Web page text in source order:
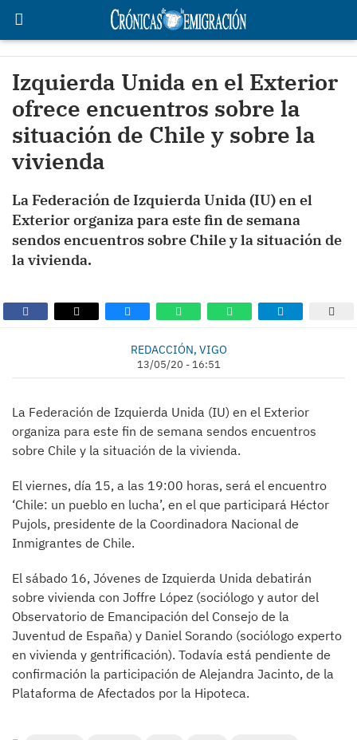
Izquierda Unida en el Exterior
ofrece encuentros sobre la
situación de Chile y sobre la
vivienda
La Federación de Izquierda Unida (IU) en el
Exterior organiza para este fin de semana
sendos encuentros sobre Chile y la situación de
la vivienda.
REDACCIÓN, VIGO
13/05/20 - 16:51
La Federación de Izquierda Unida (IU) en el Exterior
organiza para este fin de semana sendos encuentros
sobre Chile y la situación de la vivienda.
El viernes, día 15, a las 19:00 horas, será el encuentro
‘Chile: un pueblo en lucha’, en el que participará Héctor
Pujols, presidente de la Coordinadora Nacional de
Inmigrantes de Chile.
El sábado 16, Jóvenes de Izquierda Unida debatirán
sobre vivienda con Joffre López (sociólogo y autor del
Observatorio de Emancipación del Consejo de la
Juventud de España) y Daniel Sorando (sociólogo experto
en vivienda y gentrificación). Todavía está pendiente de
confirmación la participación de Alejandra Jacinto, de la
Plataforma de Afectados por la Hipoteca.